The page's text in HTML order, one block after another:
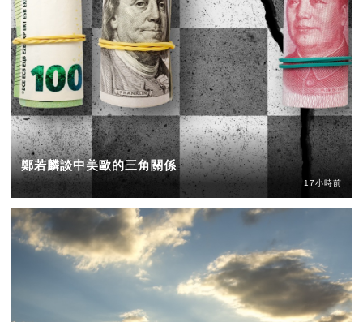
鄭若麟談中美歐的三角關係
17小時前